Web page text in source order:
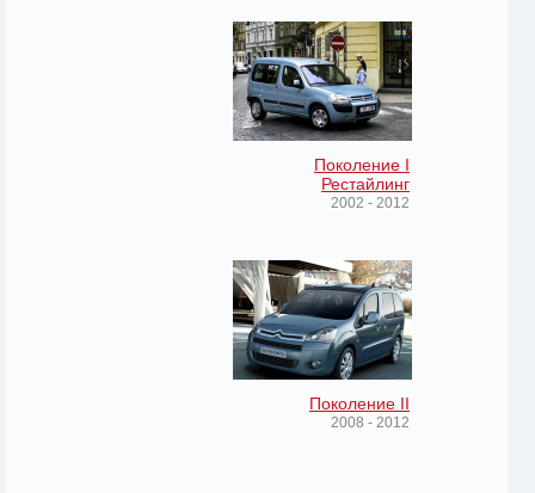
Поколение I
Рестайлинг
2002 - 2012
Поколение II
2008 - 2012